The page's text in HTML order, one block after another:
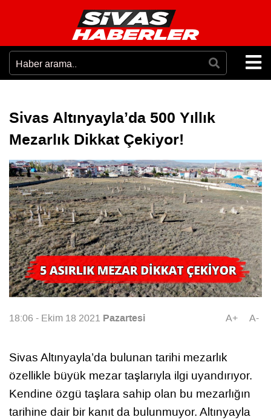
Sivas Altınyayla’da 500 Yıllık
Mezarlık Dikkat Çekiyor!
18:06 - Ekim 18 2021 Pazartesi A+ A-
Sivas Altınyayla’da bulunan tarihi mezarlık
özellikle büyük mezar taşlarıyla ilgi uyandırıyor.
Kendine özgü taşlara sahip olan bu mezarlığın
tarihine dair bir kanıt da bulunmuyor. Altınyayla